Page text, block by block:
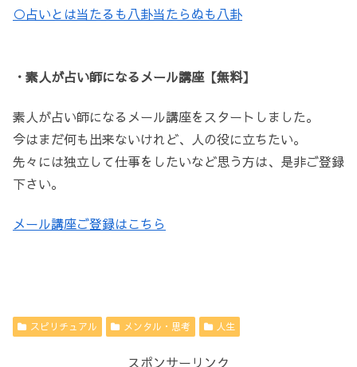
○占いとは当たるも八卦当たらぬも八卦
・素人が占い師になるメール講座【無料】
素人が占い師になるメール講座をスタートしました。
今はまだ何も出来ないけれど、人の役に立ちたい。
先々には独立して仕事をしたいなど思う方は、是非ご登録
下さい。
メール講座ご登録はこちら
スピリチュアル メンタル・思考 人生
スポンサーリンク